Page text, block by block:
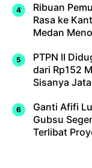
Ribuan
Rasa ke
Medan
PTPN II
dari Rp152
Sisanya
Ganti Afifi
Gubsu
Terlibat